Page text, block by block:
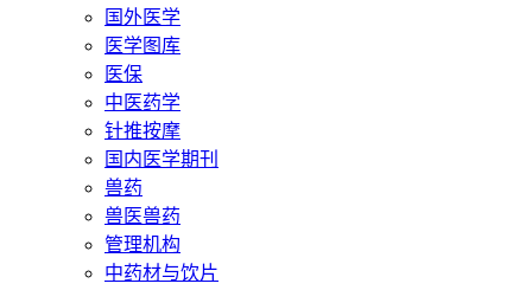
国外医学
医学图库
医保
中医药学
针推按摩
国内医学期刊
兽药
兽医兽药
管理机构
中药材与饮片